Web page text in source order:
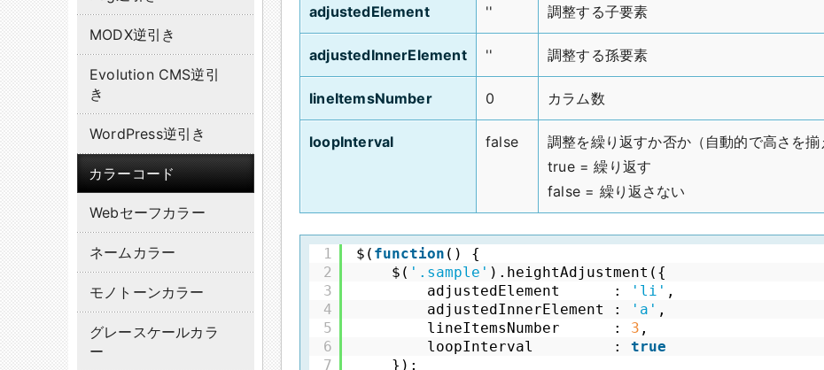
adjustedElement '' 調整する子要素
adjustedInnerElement '' 調整する孫要素
lineItemsNumber 0 カラム数
loopInterval false
調整を繰り返すか否か（自動的で高さを揃
true = 繰り返す
false = 繰り返さない
1
2
3
4
5
6
7
$( function () {
$( '.sample' ).heightAdjustment({
adjustedElement      :
'li' ,
adjustedInnerElement :
'a' ,
lineItemsNumber      : 3 ,
loopInterval         : true
});
MODX逆引き
Evolution CMS逆引
き
WordPress逆引き
カラーコード
Webセーフカラー
ネームカラー
モノトーンカラー
グレースケールカラ
ー